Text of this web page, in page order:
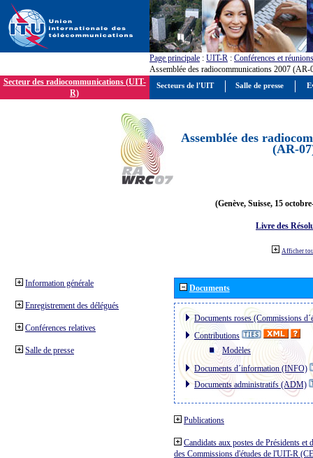
Page principale : UIT-R : Conférences et réunions
Assemblée des radiocommunications 2007 (AR-
Secteur des radiocommunications (UIT-
R)
Assemblée des
(AR-
(Genève, Suisse, 15
Livre des
Afficher
Information générale
Enregistrement des délégués
Conférences relatives
Salle de presse
Documents
Documents roses (Commissions
Contributions
Modèles
Documents d´information (INFO)
Documents administratifs (ADM)
Publications
Candidats aux postes de Présidents et
des Commissions d'études de l'UIT-R
Secteurs de l'UIT Salle de presse